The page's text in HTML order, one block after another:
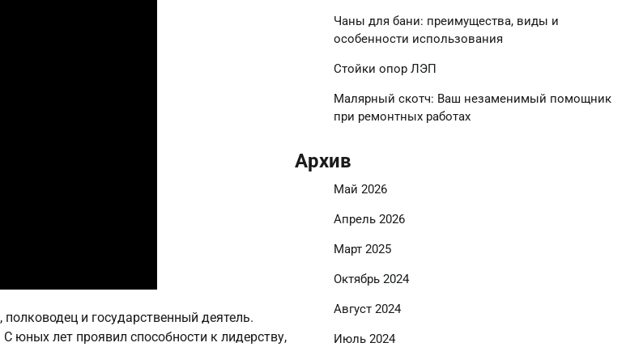
и государственный деятель.
юных лет проявил способности к лидерству,
Чаны для бани: преимущества, виды и
особенности использования
Стойки опор ЛЭП
Малярный скотч: Ваш незаменимый помощник
при ремонтных работах
Архив
Май 2026
Апрель 2026
Март 2025
Октябрь 2024
Август 2024
Июль 2024